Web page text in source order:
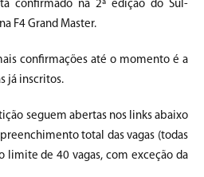
confirmado na 2ª edição do Sul-
F4 Grand Master.
confirmações até o momento é a
já inscritos.
seguem abertas nos links abaixo
total das vagas (todas
limite de 40 vagas, com exceção da